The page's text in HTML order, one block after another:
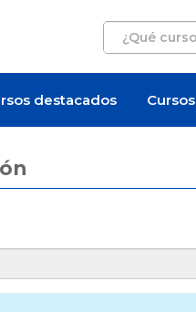
destacados